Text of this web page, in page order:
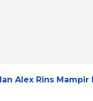
Alex Rins Mampir